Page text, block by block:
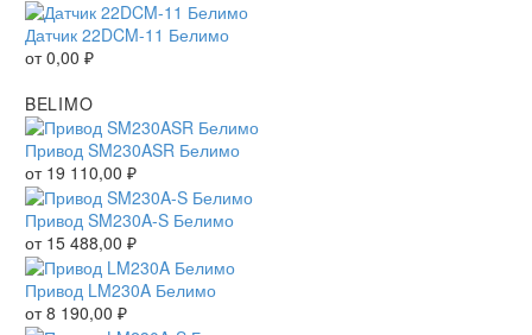
Датчик 22DCM-11 Белимо
от0,00 ₽
BELIMO
Привод SM230ASR Белимо
от 19 110,00 ₽
Привод SM230A-S Белимо
от 15 488,00 ₽
Привод LM230A Белимо
от8 190,00 ₽